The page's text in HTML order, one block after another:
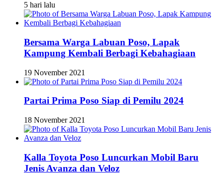
5 hari lalu
Bersama Warga Labuan Poso, Lapak
Kampung Kembali Berbagi Kebahagiaan
19 November 2021
Partai Prima Poso Siap di Pemilu 2024
18 November 2021
Kalla Toyota Poso Luncurkan Mobil Baru
Jenis Avanza dan Veloz